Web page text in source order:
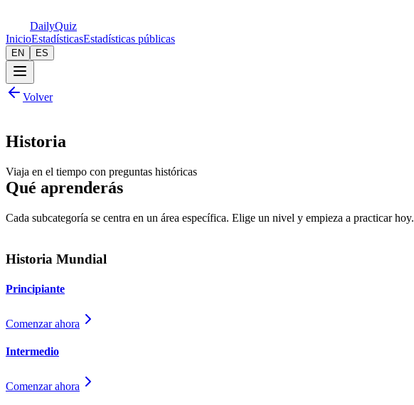
DailyQuiz
InicioEstadísticasEstadísticas públicas
EN ES
Volver
Historia
Viaja en el tiempo con preguntas históricas
Qué aprenderás
Cada subcategoría se centra en un área específica. Elige un nivel y empieza a practicar hoy.
Historia Mundial
Principiante
Comenzar ahora
Intermedio
Comenzar ahora